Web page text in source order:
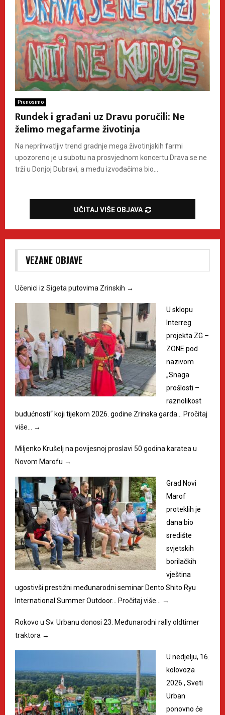
Prenosimo
Rundek i građani uz Dravu poručili: Ne
želimo megafarme životinja
Na neprihvatljiv trend gradnje mega životinjskih farmi
upozoreno je u subotu na prosvjednom koncertu Drava se ne
trži u Donjoj Dubravi, a među izvođačima bio...
UČITAJ VIŠE OBJAVA
VEZANE OBJAVE
Učenici iz Sigeta putovima Zrinskih →
U sklopu
Interreg
projekta ZG –
ZONE pod
nazivom
„Snaga
prošlosti –
raznolikost
budućnosti“ koji tijekom 2026. godine Zrinska garda… Pročitaj
više…
→
Miljenko Krušelj na povijesnoj proslavi 50 godina karatea u
Novom Marofu →
Grad Novi
Marof
proteklih je
dana bio
središte
svjetskih
borilačkih
vještina
ugostivši prestižni međunarodni seminar Dento Shito Ryu
International Summer Outdoor… Pročitaj više… →
Rokovo u Sv. Urbanu donosi 23. Međunarodni rally oldtimer
traktora →
U nedjelju, 16.
kolovoza
2026., Sveti
Urban
ponovno će